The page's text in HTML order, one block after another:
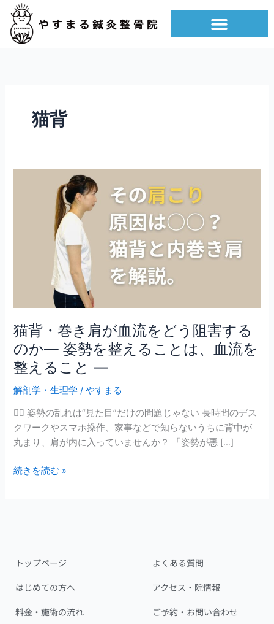
猫背
猫背・巻き肩が血流をどう阻害する
のか― 姿勢を整えることは、血流を
整えること ―
解剖学・生理学 /やすまる
🧍‍♀️ 姿勢の乱れは“見た目”だけの問題じゃない 長時間のデス
クワークやスマホ操作、家事などで知らないうちに背中が
丸まり、肩が内に入っていませんか？ 「姿勢が悪 […]
ど
う
阻
害
す
の
か
―
姿
を
は、
流
整
続きを読む »
よくある質問
アクセス・院情報
ご予約・お問い合わせ
トップページ
はじめての方へ
料金・施術の流れ